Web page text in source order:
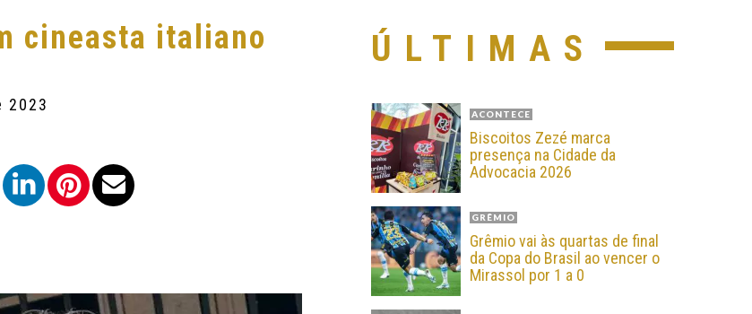
cineasta italiano
2023
ÚLTIMAS
ACONTECE
Biscoitos Zezé marca
presença na Cidade da
Advocacia 2026
GRÊMIO
Grêmio vai às quartas de final
da Copa do Brasil ao vencer o
Mirassol por 1 a 0